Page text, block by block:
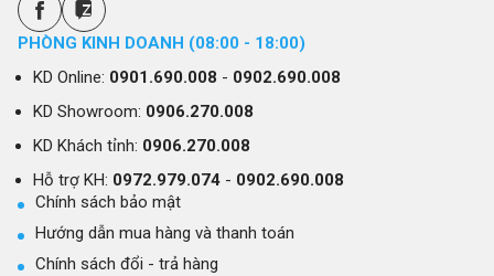
PHÒNG KINH DOANH (08:00 - 18:00)
KD Online: 0901.690.008 - 0902.690.008
KD Showroom: 0906.270.008
KD Khách tỉnh: 0906.270.008
Hỗ trợ KH: 0972.979.074- 0902.690.008
Chính sách bảo mật
Hướng dẫn mua hàng và thanh toán
Chính sách đổi - trả hàng